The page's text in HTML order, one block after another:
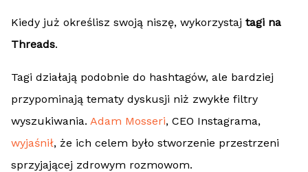
Kiedy już określisz swoją niszę, wykorzystaj tagi na
Threads.
Tagi działają podobnie do hashtagów, ale bardziej
przypominają tematy dyskusji niż zwykłe filtry
wyszukiwania. Adam Mosseri, CEO Instagrama,
wyjaśnił, że ich celem było stworzenie przestrzeni
sprzyjającej zdrowym rozmowom.